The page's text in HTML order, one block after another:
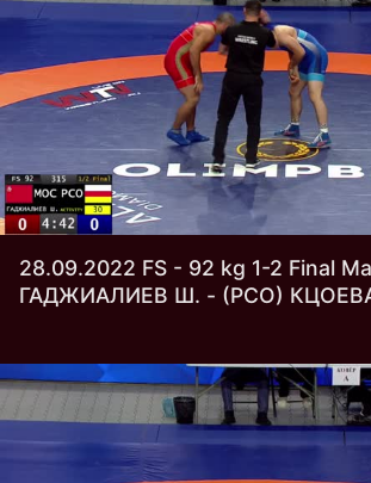
28.09.2022 FS - 92 kg 1-2 Final
ГАДЖИАЛИЕВ Ш. - (РСО)